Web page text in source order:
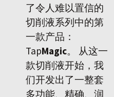
了令人难以置信的
切削液系列中的第
一款产品：
TapMagic。 从这一
款切削液开始，我
们开发出了一整套
多功能、精确、润